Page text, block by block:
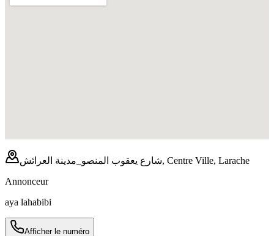
شارع يعقوب المنصو_مدينة العرائش, Centre Ville, Larache
Annonceur
aya lahabibi
Afficher le numéro